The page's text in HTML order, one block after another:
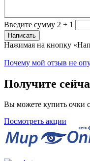
Введите сумму 2 + 1
Нажимая на кнопку
Почему мой отзыв не
Получите
Вы можете купить очки
Посмотреть акции